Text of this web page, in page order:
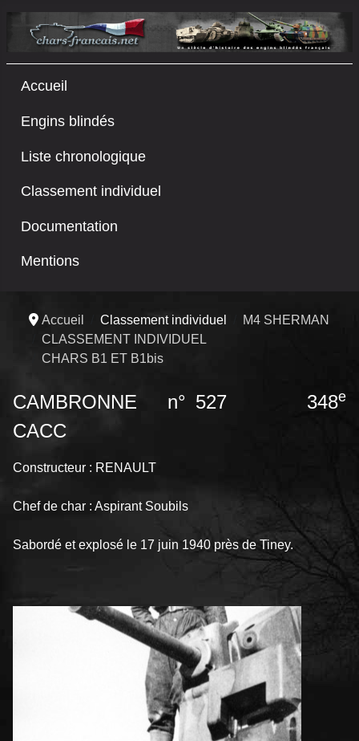
Accueil
Engins blindés
Liste chronologique
Classement individuel
Documentation
Mentions
Accueil Classement individuel
M4 SHERMAN
CLASSEMENT INDIVIDUEL
CHARS B1 ET B1bis
CAMBRONNE n° 527 348e
CACC
Constructeur : RENAULT
Chef de char : Aspirant Soubils
Sabordé et explosé le 17 juin 1940 près de Tiney.